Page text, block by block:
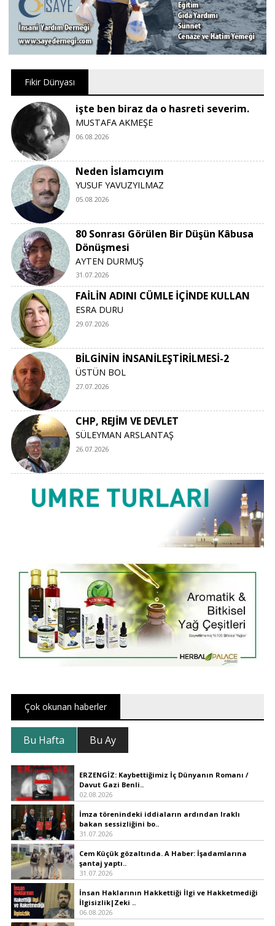
Fikir Dünyası
işte ben biraz da o hasreti severim.
MUSTAFA AKMEŞE
06.08.2026
Neden İslamcıyım
YUSUF YAVUZYILMAZ
05.08.2026
80 Sonrası Görülen Bir Düşün Kâbusa
Dönüşmesi
AYTEN DURMUŞ
31.07.2026
FAİLİN ADINI CÜMLE İÇİNDE KULLAN
ESRA DURU
29.07.2026
BİLGİNİN İNSANİLEŞTİRİLMESİ-2
ÜSTÜN BOL
27.07.2026
CHP, REJİM VE DEVLET
SÜLEYMAN ARSLANTAŞ
26.07.2026
Çok okunan haberler
Bu Hafta Bu Ay
ERZENGİZ: Kaybettiğimiz İç Dünyanın Romanı /
Davut Gazi Benli..
02.08.2026
İmza törenindeki iddiaların ardından Iraklı
bakan sessizliğini bo..
31.07.2026
Cem Küçük gözaltında. A Haber: İşadamlarına
şantaj yaptı..
31.07.2026
İnsan Haklarının Hakkettiği İlgi ve Hakketmediği
İlgisizlik|Zeki ..
06.08.2026